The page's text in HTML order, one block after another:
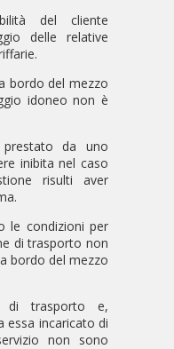
del cliente
delle relative
bordo del mezzo
idoneo non è
da uno
inibita nel caso
risulti aver
le condizioni per
di trasporto non
bordo del mezzo
di trasporto e,
essa incaricato di
non sono